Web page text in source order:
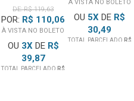
ESC1 (VERDE E
BRANCA)
DE: R$ 119,63
POR: R$ 110,06
À VISTA NO BOLETO
OU 3XDE R$
39,87
TOTAL PARCELADOR$
À VISTA NO BOLETO
OU 5X DE R$
30,49
TOTAL PARCELADO R$